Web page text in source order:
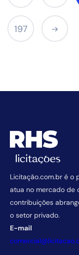
197
Licitação.com.br é o
atua no mercado de
contribuições
o setor privado.
E-mail